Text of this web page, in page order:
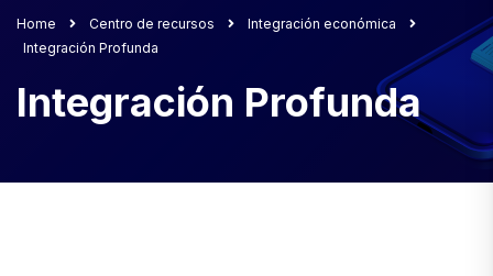
Home Centro de recursos
Integración económica
Integración Profunda
Integración Profunda